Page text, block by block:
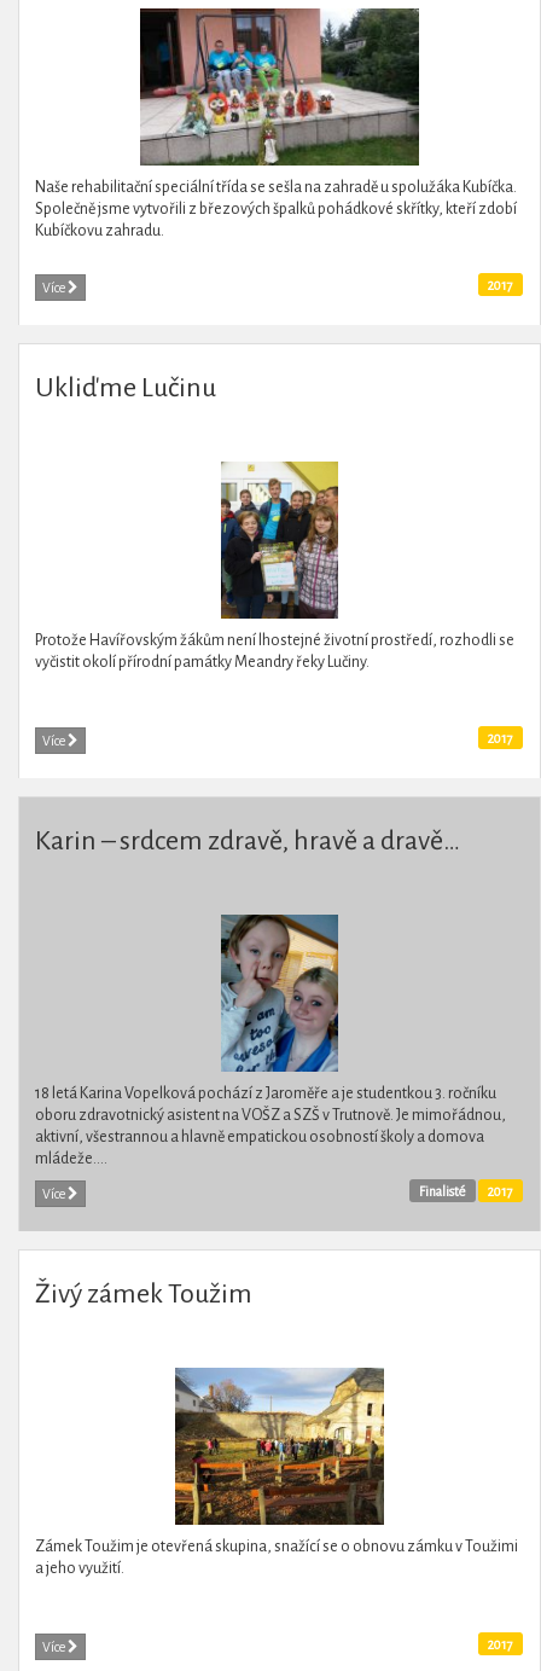
Naše rehabilitační speciální třída se sešla na zahradě u spolužáka Kubíčka.
Společně jsme vytvořili z březových špalků pohádkové skřítky, kteří zdobí
Kubíčkovu zahradu.
Více 2017
Ukliďme Lučinu
Protože Havířovským žákům není lhostejné životní prostředí, rozhodli se
vyčistit okolí přírodní památky Meandry řeky Lučiny.
Více 2017
Karin – srdcem zdravě, hravě a dravě…
18 letá Karina Vopelková pochází z Jaroměře a je studentkou 3. ročníku
oboru zdravotnický asistent na VOŠZ a SZŠ v Trutnově. Je mimořádnou,
aktivní, všestrannou a hlavně empatickou osobností školy a domova
mládeže....
Více 2017
Finalisté
Živý zámek Toužim
Zámek Toužim je otevřená skupina, snažící se o obnovu zámku v Toužimi
a jeho využití.
Více 2017